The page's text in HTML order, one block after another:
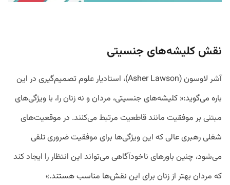
نقش کلیشه‌های جنسیتی
آشر لاوسون (Asher Lawson)، استادیار علوم تصمیم‌گیری در این
باره می‌گوید:« کلیشه‌های جنسیتی، مردان و نه زنان را، با ویژگی‌های
مبتنی بر موفقیت مانند قاطعیت مرتبط می‌کنند. در موقعیت‌های
شغلی رهبری عالی که این ویژگی‌ها برای موفقیت ضروری تلقی
می‌شود، چنین باورهای ناخودآگاهی می‌تواند این انتظار را ایجاد کند
که مردان بهتر از زنان برای این نقش‌ها مناسب هستند.»